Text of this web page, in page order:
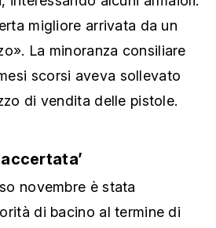
migliore arrivata da un
La minoranza consiliare
scorsi aveva sollevato
di vendita delle pistole.
novembre è stata
di bacino al termine di